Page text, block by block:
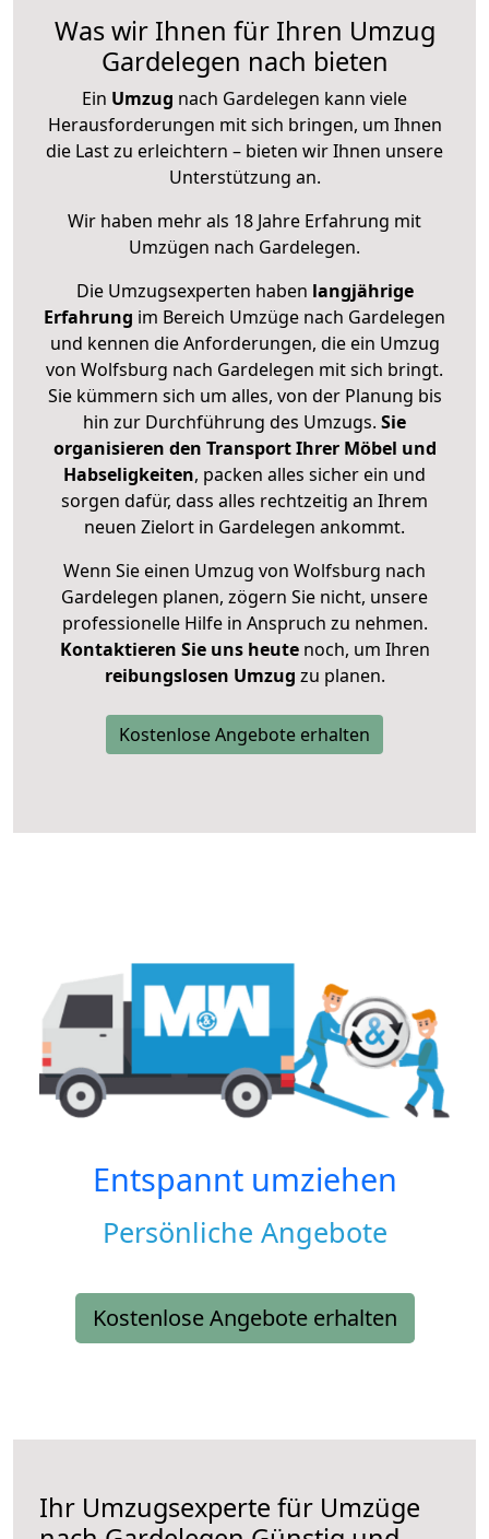
Was wir Ihnen für Ihren Umzug
Gardelegen nach bieten
Ein Umzug nach Gardelegen kann viele
Herausforderungen mit sich bringen, um Ihnen
die Last zu erleichtern – bieten wir Ihnen unsere
Unterstützung an.
Wir haben mehr als 18 Jahre Erfahrung mit
Umzügen nach Gardelegen.
Die Umzugsexperten haben langjährige
Erfahrung im Bereich Umzüge nach Gardelegen
und kennen die Anforderungen, die ein Umzug
von Wolfsburg nach Gardelegen mit sich bringt.
Sie kümmern sich um alles, von der Planung bis
hin zur Durchführung des Umzugs. Sie
organisieren den Transport Ihrer Möbel und
Habseligkeiten, packen alles sicher ein und
sorgen dafür, dass alles rechtzeitig an Ihrem
neuen Zielort in Gardelegen ankommt.
Wenn Sie einen Umzug von Wolfsburg nach
Gardelegen planen, zögern Sie nicht, unsere
professionelle Hilfe in Anspruch zu nehmen.
Kontaktieren Sie uns heutenoch, um Ihren
reibungslosen Umzug zu planen.
Kostenlose Angebote erhalten
Entspannt umziehen
Persönliche Angebote
Kostenlose Angebote erhalten
Ihr Umzugsexperte für Umzüge